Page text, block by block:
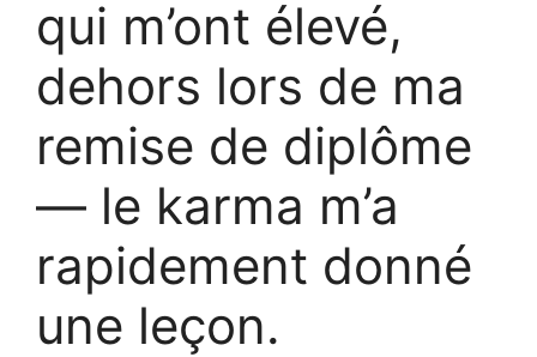
qui m’ont élevé,
dehors lors de ma
remise de diplôme
— le karma m’a
rapidement donné
une leçon.